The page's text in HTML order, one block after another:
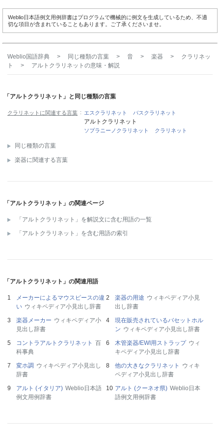
Weblio日本語例文用例辞書はプログラムで機械的に例文を生成しているため、不適
切な項目が含まれていることもあります。ご了承くださいませ。
Weblio国語辞典 > 同じ種類の言葉 > 音 > 楽器 >
クラリネッ
ト
> アルトクラリネット の意味・解説
「アルトクラリネット」と同じ種類の言葉
クラリネットに関連する言葉 エスクラリネット バスクラリネット
アルトクラリネット
ソプラニーノクラリネット クラリネット
同じ種類の言葉
楽器に関連する言葉
「アルトクラリネット」の関連ページ
「アルトクラリネット」を解説文に含む用語の一覧
「アルトクラリネット」を含む用語の索引
「アルトクラリネット」の関連用語
メーカーによるマウスピースの違
い ウィキペディア小見出し辞書
楽器の用途 ウィキペディア小見
出し辞書
楽器メーカー ウィキペディア小
見出し辞書
現在販売されているバセットホル
ン ウィキペディア小見出し辞書
コントラアルトクラリネット 百
科事典
木管楽器/EWI用ストラップ ウィ
キペディア小見出し辞書
変ホ調 ウィキペディア小見出し
辞書
他の大きなクラリネット
ウィキ
ペディア小見出し辞書
アルト (イタリア) Weblio日本語
例文用例辞書
アルト (クーネオ県) Weblio日本
語例文用例辞書